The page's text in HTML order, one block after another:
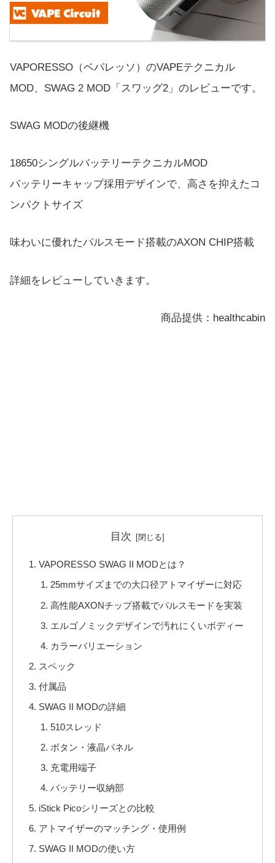
VAPORESSO（ベパレッソ）のVAPEテクニカル
MOD、SWAG 2 MOD「スワッグ2」のレビューです。
SWAG MODの後継機
18650シングルバッテリーテクニカルMOD
バッテリーキャップ採用デザインで、高さを抑えたコ
ンパクトサイズ
味わいに優れたパルスモード搭載のAXON CHIP搭載
詳細をレビューしていきます。
商品提供：healthcabin
目次
VAPORESSO SWAG II MODとは？
25mmサイズまでの大口径アトマイザーに対応
高性能AXONチップ搭載でパルスモードを実装
エルゴノミックデザインで汚れにくいボディー
カラーバリエーション
スペック
付属品
SWAG II MODの詳細
510スレッド
ボタン・液晶パネル
充電用端子
バッテリー収納部
iStick Picoシリーズとの比較
アトマイザーのマッチング・使用例
SWAG II MODの使い方